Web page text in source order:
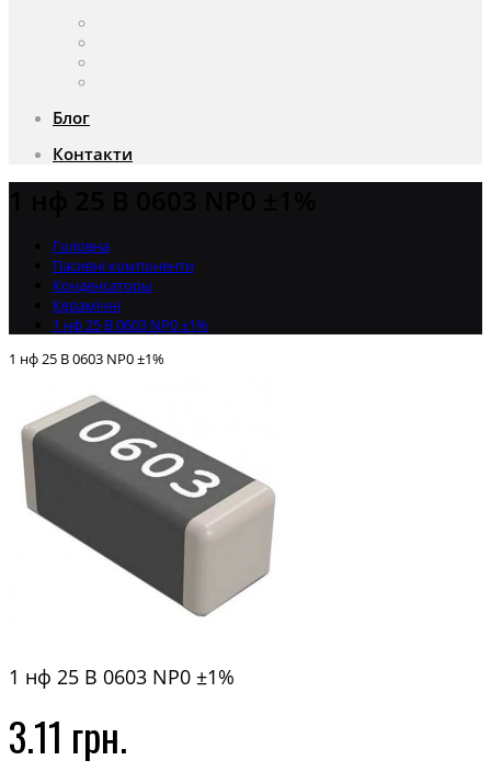
Блог
Контакти
Головна
Пасивні компоненти
Конденсаторы
Керамічні
1 нф 25 В 0603 NP0 ±1%
1 нф 25 В 0603 NP0 ±1%
1 нф 25 В 0603 NP0 ±1%
3.11 грн.